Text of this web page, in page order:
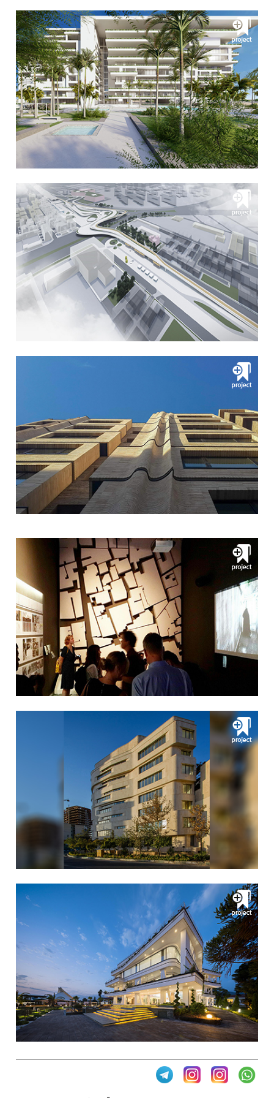
خاورمیانه (MEAA) 2016
•
1394 برنده رتبه اول مسابقه طراحي پاویون ملی ایران در بینال
معماری ونیز 2016
1394 نامزد دریافت جایزه دفتر معماری سال در جوایز معمار
خاورمیانه (MEAA) 2015
•
1394 تقدیر شده ویژه بخش ساختمان های اداری در جوایز
معماری آرکیتایزر ((A+Awards 2015
• 1394 شرکت در بینال ونیز 2015
• 1393 تقدیر شده در مسابقه طراحي نورپردازی ساختمان
•
1393 نامزد دریافت جایزه ساختمان اداری-تجاری سال در جوایز
معمار خاورمیانه (MEAA) 2014
•
1392 فینالیست مسابقه جایزه معمار در بخش ساختمانهای
عمومی
• 1386 پذيرفته شده بورس مطالعاتي بنياد ژاپن 2007
• 1386 نامزد دريافت جايزه آقا خان در معاری (AKAA) 2007
• 1383 تقدیر شده در مسابقه طراحي باغ كتاب تهران
•
1377 برنده رتبه دوم مسابقه طراحي ساختمان شماره2 تامين
اجتماعي آباده
• 1375 تقدیر شده در مسابقه طراحي نماي هتل استقلال تهران